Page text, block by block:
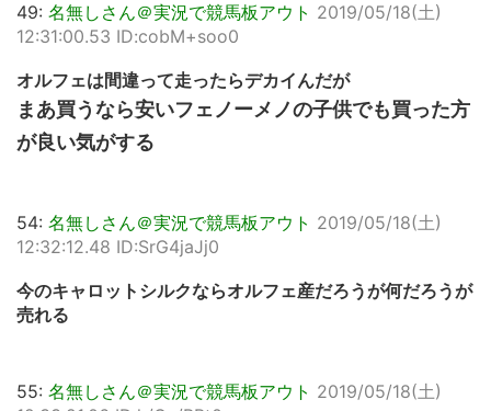
49: 名無しさん＠実況で競馬板アウト 2019/05/18(土)
12:31:00.53 ID:cobM+soo0
オルフェは間違って走ったらデカイんだが
まあ買うなら安いフェノーメノの子供でも買った方
が良い気がする
54: 名無しさん＠実況で競馬板アウト 2019/05/18(土)
12:32:12.48 ID:SrG4jaJj0
今のキャロットシルクならオルフェ産だろうが何だろうが
売れる
55: 名無しさん＠実況で競馬板アウト 2019/05/18(土)